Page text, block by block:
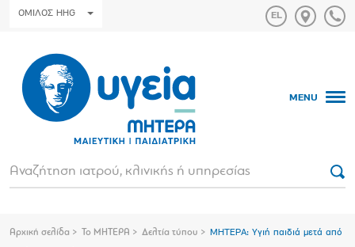
ΟΜΙΛΟΣ HHG
MENU
Αρχική σελίδα Το ΜΗΤΕΡΑ Δελτία τύπου ΜΗΤΕΡΑ: Υγιή παιδιά μετά από